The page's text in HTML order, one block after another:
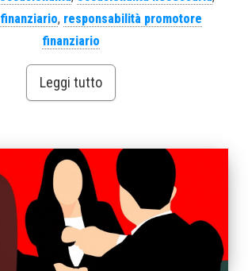
, responsabilità promotore
finanziario
Leggi tutto